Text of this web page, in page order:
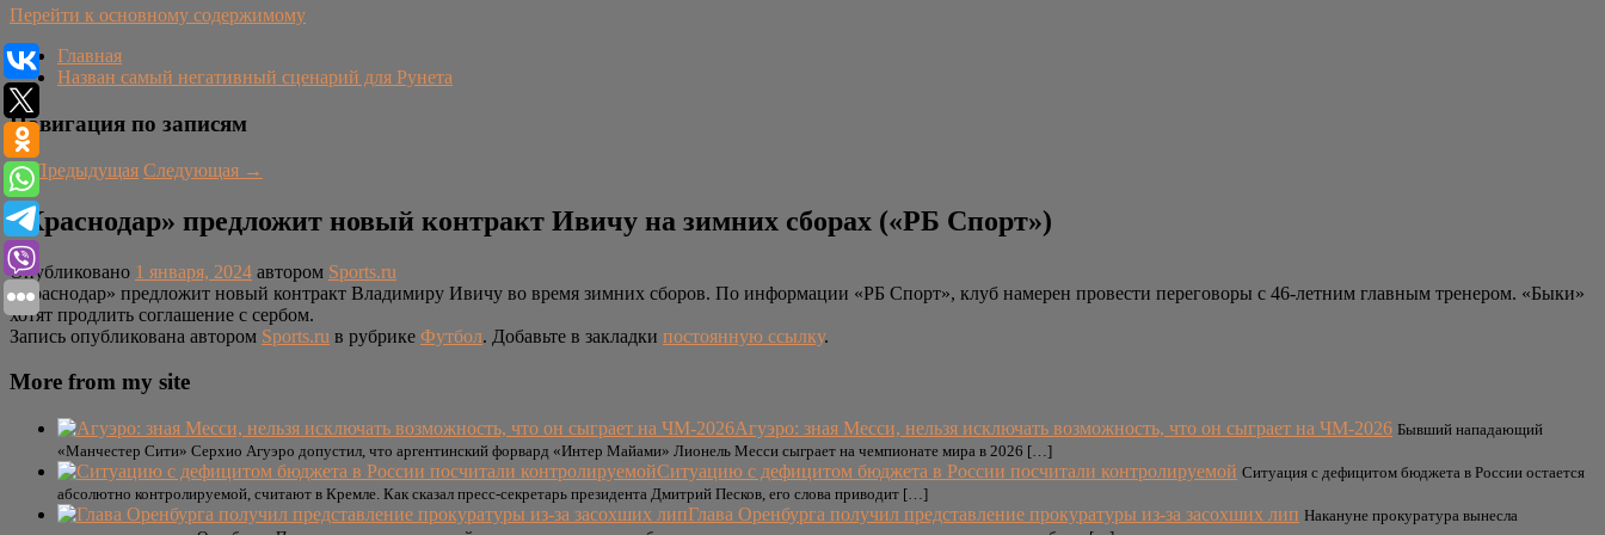
Перейти к основному содержимому
Главная
Назван самый негативный сценарий для Рунета
Навигация по записям
←Предыдущая Следующая →
«Краснодар» предложит новый контракт Ивичу на зимних сборах («РБ Спорт»)
Опубликовано 1 января, 2024 автором Sports.ru
«Краснодар» предложит новый контракт Владимиру Ивичу во время зимних сборов. По информации «РБ Спорт», клуб намерен провести переговоры с 46-летним главным тренером. «Быки»
хотят продлить соглашение с сербом.
Запись опубликована автором Sports.ru в рубрике Футбол. Добавьте в закладки постоянную ссылку.
More from my site
Агуэро: зная Месси, нельзя исключать возможность, что он сыграет на ЧМ-2026 Бывший нападающий
«Манчестер Сити» Серхио Агуэро допустил, что аргентинский форвард «Интер Майами» Лионель Месси сыграет на чемпионате мира в 2026 […]
Ситуацию с дефицитом бюджета в России посчитали контролируемой Ситуация с дефицитом бюджета в России остается
абсолютно контролируемой, считают в Кремле. Как сказал пресс-секретарь президента Дмитрий Песков, его слова приводит […]
Глава Оренбурга получил представление прокуратуры из-за засохших лип Накануне прокуратура вынесла